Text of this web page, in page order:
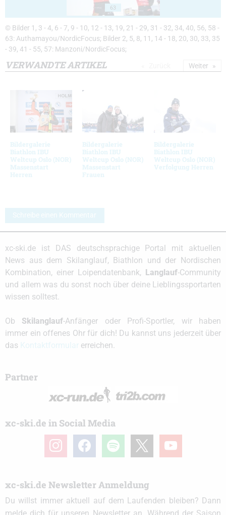
63
© Bilder 1, 3 - 4, 6 - 7, 9 - 10, 12 - 13, 19, 21 - 29, 31 - 32, 34, 40, 56, 58 -
63: Authamayou/NordicFocus; Bilder 2, 5, 8, 11, 14 - 18, 20, 30, 33, 35
- 39, 41 - 55, 57: Manzoni/NordicFocus;
VERWANDTE ARTIKEL
Bildergalerie
Biathlon IBU
Weltcup Oslo (NOR)
Massenstart
Herren
Bildergalerie
Biathlon IBU
Weltcup Oslo (NOR)
Massenstart
Frauen
Bildergalerie
Biathlon IBU
Weltcup Oslo (NOR)
Verfolgung Herren
Weiter
Schreibe einen Kommentar
xc-ski.de ist DAS deutschsprachige Portal mit aktuellen
News aus dem Skilanglauf, Biathlon und der Nordischen
Kombination, einer Loipendatenbank,
Langlauf-Community
und allem was du sonst noch über deine Lieblingssportarten
wissen solltest.
Ob Skilanglauf-Anfänger oder Profi-Sportler, wir haben
immer ein offenes Ohr für dich! Du kannst uns jederzeit über
das
erreichen.
Partner
xc-ski.de in Social Media
instagramfacebook spotify youtube
xc-ski.de Newsletter Anmeldung
Du willst immer aktuell auf dem Laufenden bleiben? Dann